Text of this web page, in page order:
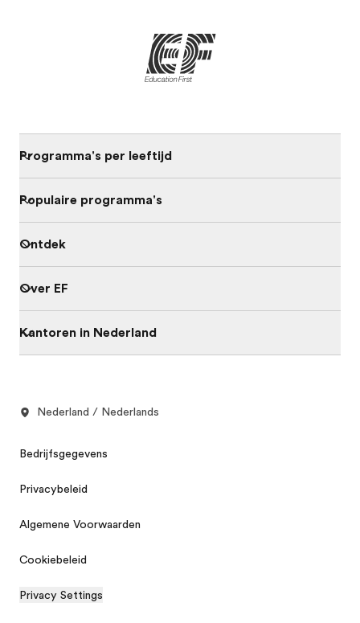
Programma's per leeftijd
Populaire programma's
Ontdek
Over EF
Kantoren in Nederland
Nederland / Nederlands
Bedrijfsgegevens
Privacybeleid
Algemene Voorwaarden
Cookiebeleid
Privacy Settings